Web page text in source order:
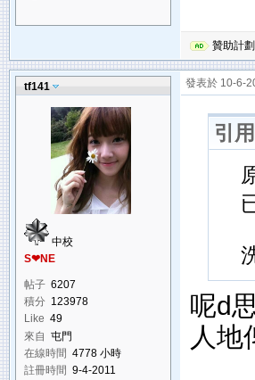
贊助計
tf141
中校
S❤NE
帖子 6207
積分 123978
Like 49
來自 屯門
在線時間 4778 小時
註冊時間 9-4-2011
發表於 10-6-
引
呢d
人地